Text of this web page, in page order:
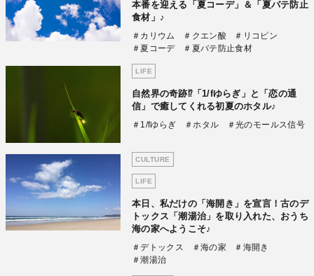
本番を迎える「夏コーデ」＆「夏バテ防止
食材」♪
＃カリウム ＃クエン酸
＃リコピン
＃夏コーデ
＃夏バテ防止食材
LIFE
自然界の奇跡⁉「1/fゆらぎ」と「恋の通
信」で癒してくれる初夏のホタル♪
＃1/fゆらぎ ＃ホタル ＃光のモールス信号
CULTURE
LIFE
本日、私だけの「海開き」を宣言！古のデ
トックス「潮湯治」を取り入れた、おうち
海の家へようこそ♪
＃デトックス ＃海の家
＃海開き
＃潮湯治